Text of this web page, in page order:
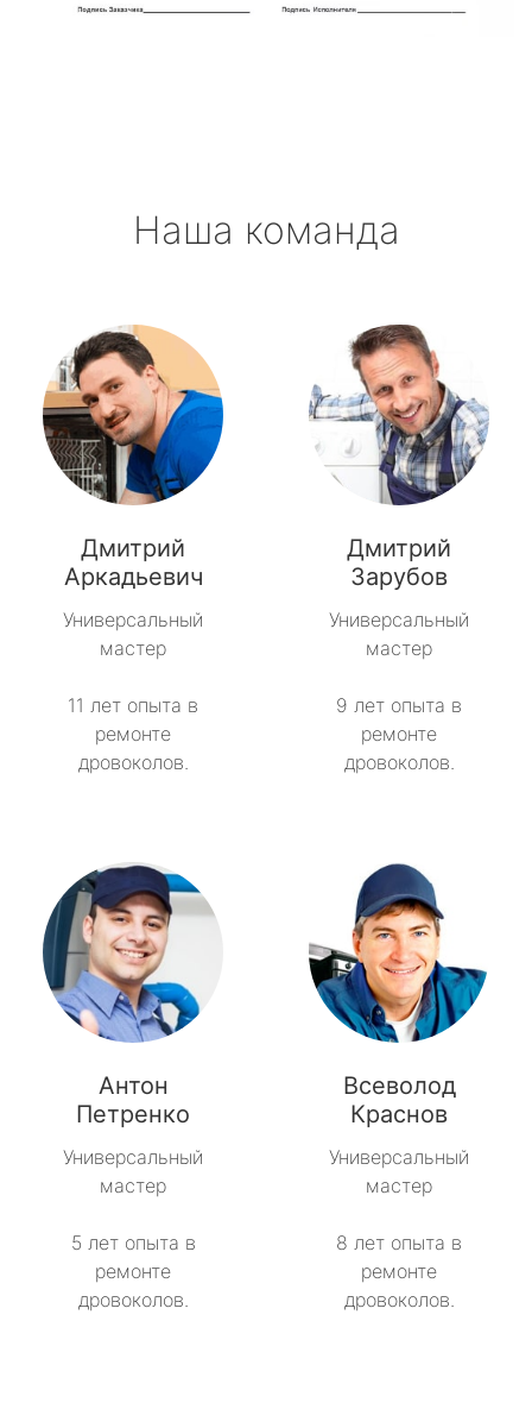
Наша команда
Дмитрий
Аркадьевич
Универсальный
мастер
11 лет опыта в
ремонте
дровоколов.
Дмитрий
Зарубов
Универсальный
мастер
9 лет опыта в
ремонте
дровоколов.
Антон
Петренко
Универсальный
мастер
5 лет опыта в
ремонте
дровоколов.
Всеволод
Краснов
Универсальный
мастер
8 лет опыта в
ремонте
дровоколов.